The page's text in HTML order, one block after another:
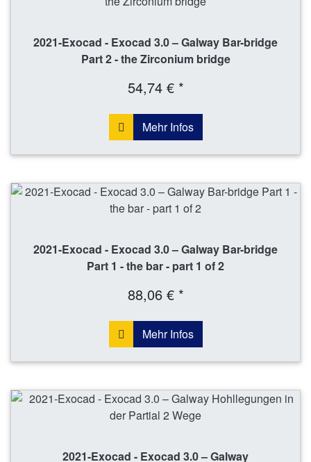
2021-Exocad - Exocad 3.0 – Galway Bar-bridge
Part 2 - the Zirconium bridge
54,74 € *
Mehr Infos
2021-Exocad - Exocad 3.0 – Galway Bar-bridge
Part 1 - the bar - part 1 of 2
88,06 € *
Mehr Infos
2021-Exocad - Exocad 3.0 – Galway